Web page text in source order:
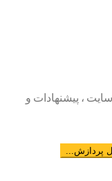
، پیشنهادات و